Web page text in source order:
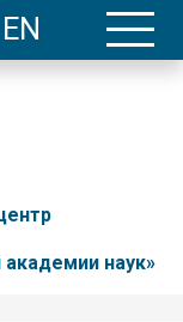
EN
наук»